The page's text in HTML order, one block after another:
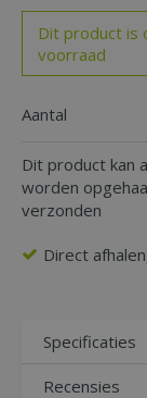
Dit product is
voorraad
Aantal
Dit product kan
worden
verzonden
Direct
Specificaties
Recensies